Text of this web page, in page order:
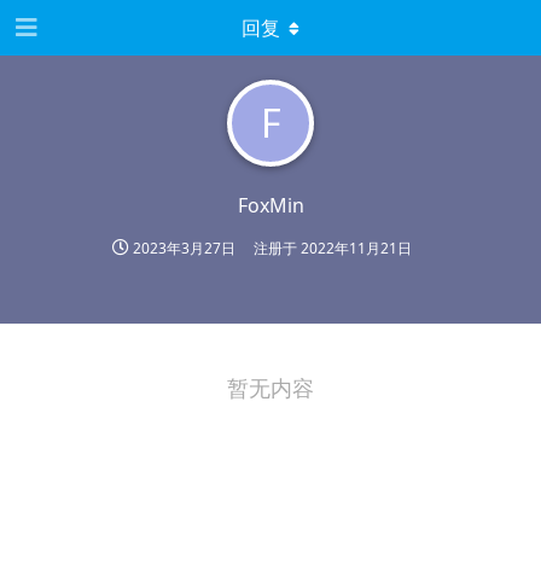
F
FoxMin
2023年3月27日 注册于2022年11月21日
回复
暂无内容